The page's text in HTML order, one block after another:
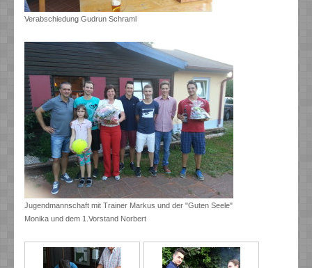
Verabschiedung Gudrun Schraml
Jugendmannschaft mit Trainer Markus und der "Guten Seele"
Monika und dem 1.Vorstand Norbert